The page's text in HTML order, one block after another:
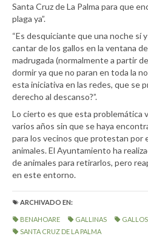
Santa Cruz de La Palma para que
plaga ya”.
“Es desquiciante que una noche sí
cantar de los gallos en la ventana
madrugada (normalmente a partir
dormir ya que no paran en toda la
esta iniciativa en las redes, que se
derecho al descanso?”.
Lo cierto es que esta problemática
varios años sin que se haya
para los vecinos que protestan por
animales. El Ayuntamiento ha
de animales para retirarlos, pero
en este entorno.
ARCHIVADO EN:
BENAHOARE GALLINAS GALLOS
SANTA CRUZ DE LA PALMA